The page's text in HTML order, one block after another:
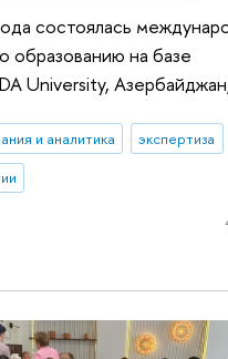
состоялась
образованию на базе
University, Азербайджан,
и аналитика
экспертиза